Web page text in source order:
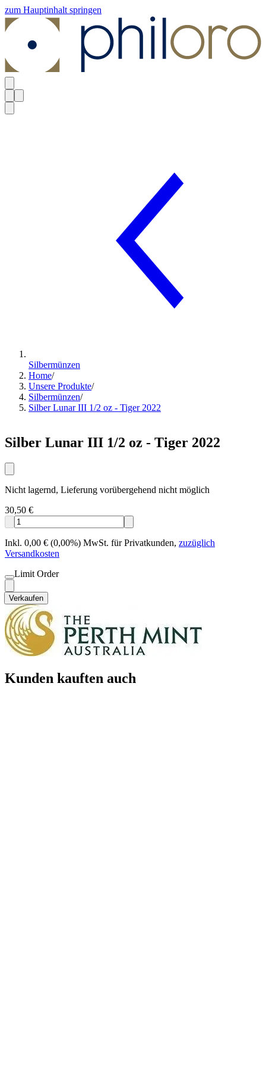
zum Hauptinhalt springen
Silbermünzen
Home/
Unsere Produkte/
Silbermünzen/
Silber Lunar III 1/2 oz - Tiger 2022
Silber Lunar III 1/2 oz - Tiger 2022
Nicht lagernd, Lieferung vorübergehend nicht möglich
30,50 €
Inkl. 0,00 € (0,00%) MwSt. für Privatkunden, zuzüglich
Versandkosten
Limit Order
Verkaufen
Kunden kauften auch